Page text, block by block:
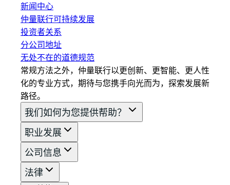
新闻中心
仲量联行可持续发展
投资者关系
分公司地址
无处不在的道德规范
常规方法之外，仲量联行以更创新、更智能、更人性
化的专业方式，期待与您携手向光而为，探索发展新
路径。
我们如何为您提供帮助？
职业发展
公司信息
法律